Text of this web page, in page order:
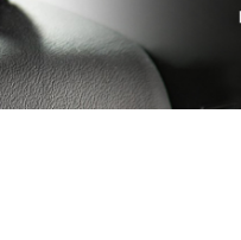
Браслет
Браслет